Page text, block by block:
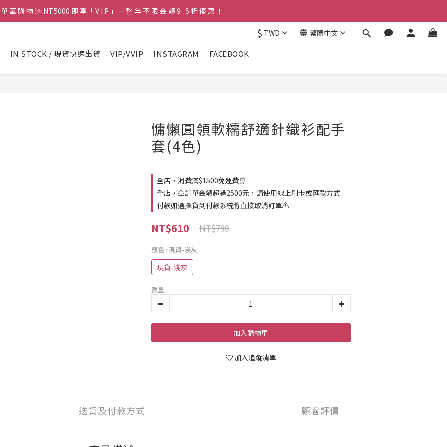
♡ 官 網 訂 單 滿 NT.1500 即 享 免 運 費 🚚💨 ♡
單 筆 購 物 滿 NT.5000 即 享「 V I P 」一 整 年 不 限 金 額 9 . 5 折 優 惠 ！
$ TWD 繁體中文
IN STOCK / 現貨快速出貨 VIP/VVIP INSTAGRAM FACEBOOK
慵懶圓領軟糯舒適針織衫配手
套(4色)
全店，消費滿$1500免運費🛒
全店，⚠️訂單金額超過2500元，請使用線上刷卡或匯款方式
付款如選擇貨到付款系統將直接取消訂單⚠️
NT$610 NT$790
顏色 : 現貨-淺灰
現貨-淺灰
數量
加入購物車
加入追蹤清單
送貨及付款方式 顧客評價